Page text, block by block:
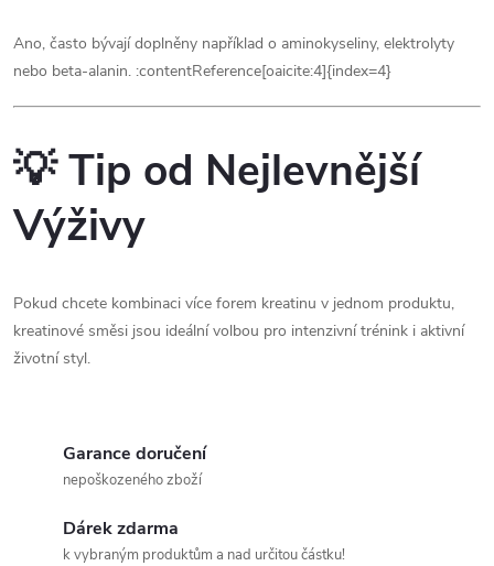
Ano, často bývají doplněny například o aminokyseliny, elektrolyty
nebo beta-alanin. :contentReference[oaicite:4]{index=4}
💡 Tip od Nejlevnější
Výživy
Pokud chcete kombinaci více forem kreatinu v jednom produktu,
kreatinové směsi jsou ideální volbou pro intenzivní trénink i aktivní
životní styl.
Garance doručení
nepoškozeného zboží
Dárek zdarma
k vybraným produktům a nad určitou částku!